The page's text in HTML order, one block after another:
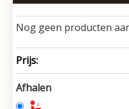
Nog geen producten
Prijs:
Afhalen